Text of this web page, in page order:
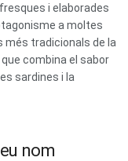
i elaborades
a moltes
més tradicionals de la
combina el sabor
sardines i la
nom